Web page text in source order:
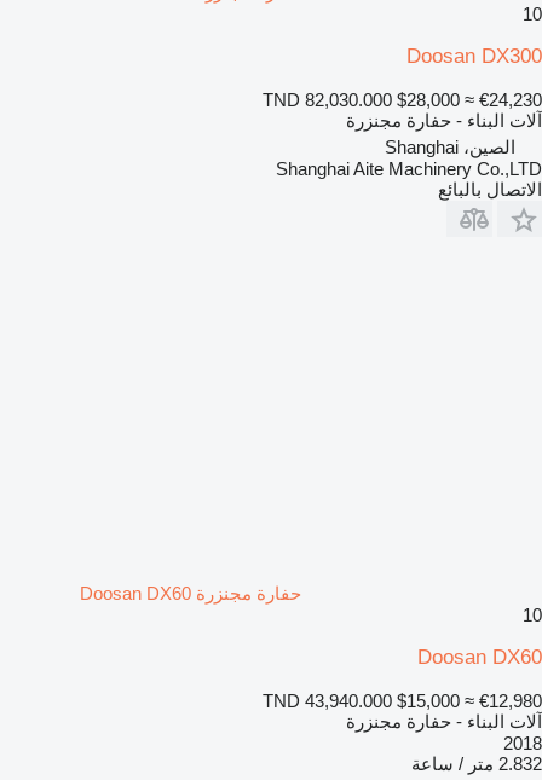
10
Doosan DX300
TND 82,030.000 $28,000 ≈ €24,230
آلات البناء - حفارة مجنزرة
الصين، Shanghai
Shanghai Aite Machinery Co.,LTD
الاتصال بالبائع
حفارة مجنزرة Doosan DX60
10
Doosan DX60
TND 43,940.000 $15,000 ≈ €12,980
آلات البناء - حفارة مجنزرة
2018
2.832 متر / ساعة